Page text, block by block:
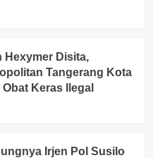
Hexymer Disita,
Tangerang Kota
Keras Ilegal
Irjen Pol Susilo